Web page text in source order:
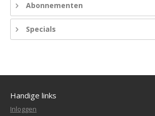
Abonnementen
Specials
Handige links
Inloggen